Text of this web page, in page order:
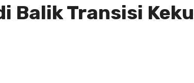
Balik Transisi